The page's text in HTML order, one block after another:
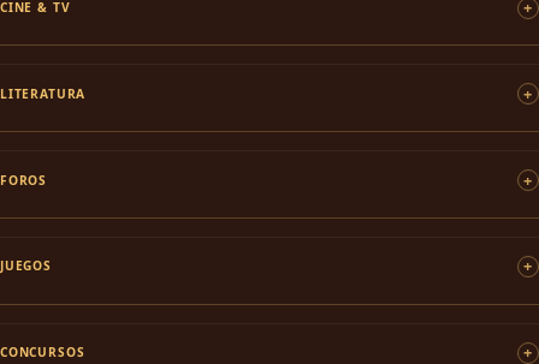
CINE & TV
LITERATURA
FOROS
JUEGOS
CONCURSOS